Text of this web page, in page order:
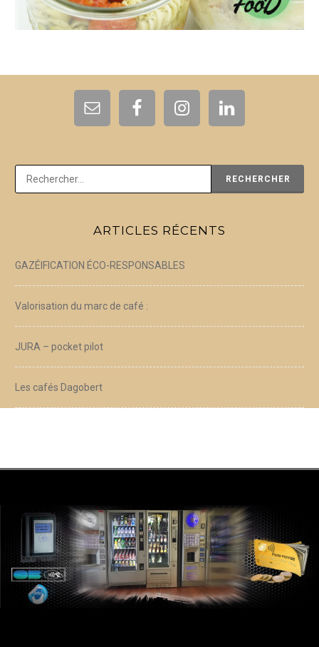
Rechercher :
ARTICLES RÉCENTS
GAZÉIFICATION ÉCO-RESPONSABLES
Valorisation du marc de café :
JURA – pocket pilot
Les cafés Dagobert